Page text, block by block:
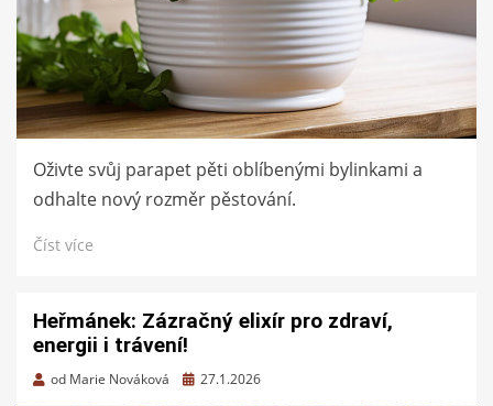
Oživte svůj parapet pěti oblíbenými bylinkami a
odhalte nový rozměr pěstování.
Číst více
Heřmánek: Zázračný elixír pro zdraví,
energii i trávení!
od Marie Nováková
Zveřejněno
27.1.2026